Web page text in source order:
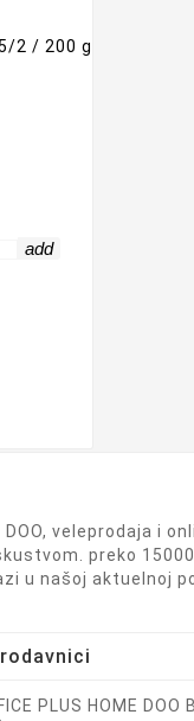
2 / 200 g
add
DOO, veleprodaja i
preko
u našoj aktuelnoj
PLUS HOME DOO